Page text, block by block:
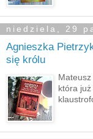
niedziela, 29
Agnieszka
się królu
która